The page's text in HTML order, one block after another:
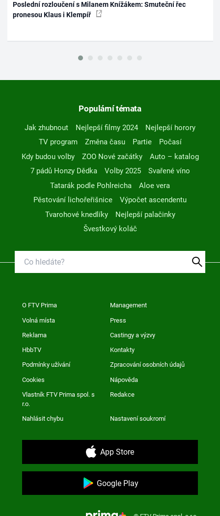
Poslední rozloučení s Milanem Knížákem: Smuteční řec
pronesou Klaus i Klempíř
Populární témata
Jak zhubnout Nejlepší filmy 2024
Nejlepší horory
TV program
Změna času Partie
Počasí
Kdy budou volby
ZOO Nové začátky
Auto – katalog
7 pádů Honzy Dědka
Volby 2025
Svařené víno
Tatarák podle Pohlreicha
Aloe vera
Pěstování lichořeřišnice
Výpočet ascendentu
Tvarohové knedlíky
Nejlepší palačinky
Švestkový koláč
O FTV Prima Management
Volná místa Press
Reklama Castingy a výzvy
HbbTV Kontakty
Podmínky užívání Zpracování osobních údajů
Cookies Nápověda
Vlastník FTV Prima spol. s
r.o.
Redakce
Nahlásit chybu Nastavení soukromí
App Store
Google Play